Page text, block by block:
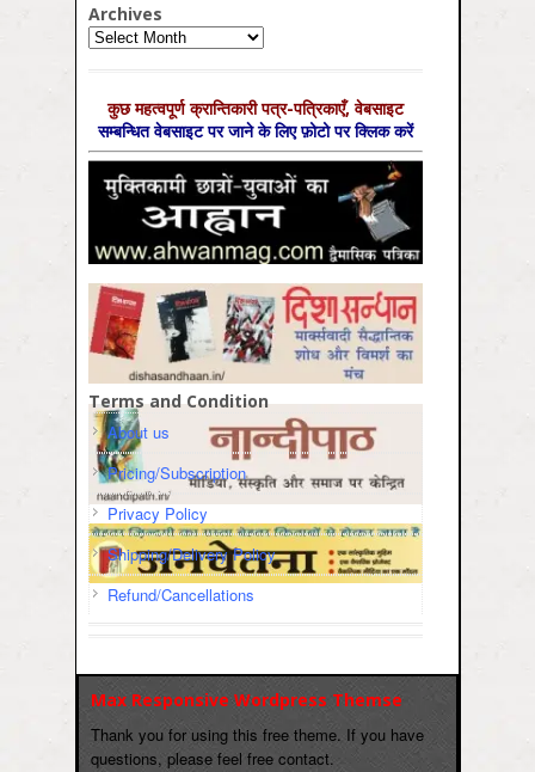
Archives
Archives
कुछ महत्‍वपूर्ण क्रान्तिकारी पत्र-पत्रिकाएँ, वेबसाइट
सम्‍बन्धित वेबसाइट पर जाने के लिए फ़ोटो पर क्लिक करें
Terms and Condition
About us
Pricing/Subscription
Privacy Policy
Shipping/Delivery Policy
Refund/Cancellations
Max Responsive Wordpress Themse
Thank you for using this free theme. If you have
questions, please feel free contact.